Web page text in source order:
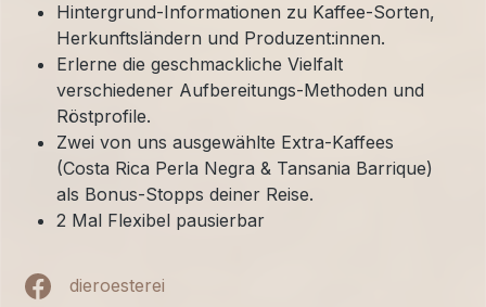
Hintergrund-Informationen zu Kaffee-Sorten,
Herkunftsländern und Produzent:innen.
Erlerne die geschmackliche Vielfalt
verschiedener Aufbereitungs-Methoden und
Röstprofile.
Zwei von uns ausgewählte Extra-Kaffees
(Costa Rica Perla Negra & Tansania Barrique)
als Bonus-Stopps deiner Reise.
2 Mal Flexibel pausierbar
dieroesterei